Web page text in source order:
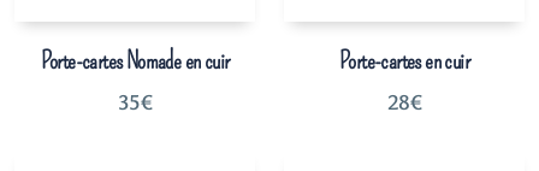
Porte-cartes Nomade en cuir
35€
Porte-cartes en cuir
28€